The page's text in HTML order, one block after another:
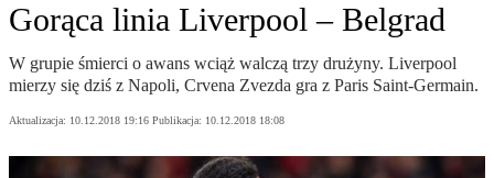
Gorąca linia Liverpool – Belgrad
W grupie śmierci o awans wciąż walczą trzy drużyny. Liverpool
mierzy się dziś z Napoli, Crvena Zvezda gra z Paris Saint-Germain.
Aktualizacja: 10.12.2018 19:16 Publikacja: 10.12.2018 18:08